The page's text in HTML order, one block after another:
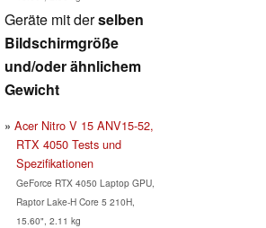
Geräte mit derselben
Bildschirmgröße
und/oder ähnlichem
Gewicht
Acer Nitro V 15 ANV15-52,
RTX 4050 Tests und
Spezifikationen
GeForce RTX 4050 Laptop GPU,
Raptor Lake-H Core 5 210H,
15.60", 2.11 kg